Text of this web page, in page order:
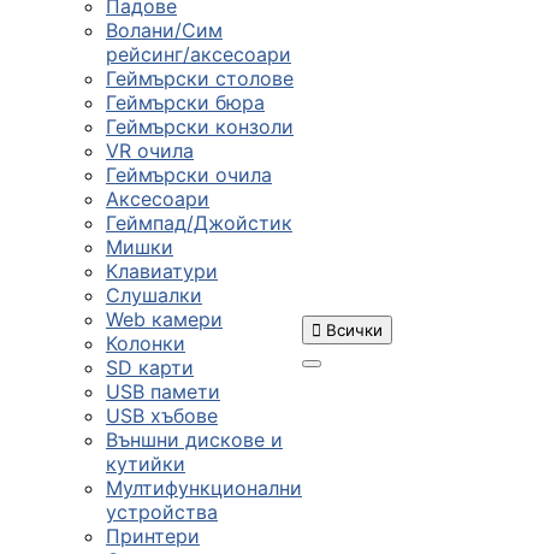
Падове
Волани/Сим
рейсинг/аксесоари
Геймърски столове
Геймърски бюра
Геймърски конзоли
VR очила
Геймърски очила
Аксесоари
Геймпад/Джойстик
Мишки
Клавиатури
Слушалки
Web камери
Колонки
SD карти
USB памети
USB хъбове
Външни дискове и
кутийки
Мултифункционални
устройства
Принтери
 Всички